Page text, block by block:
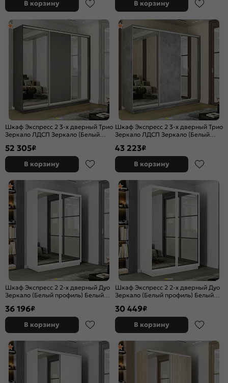
В корзину В корзину
Шкаф Экспресс 2 3-х дверный Трио
Зеркало ЛДСП Зеркало (Белый
2400x2200x450
52 305₽
В корзину
Шкаф Экспресс 2 3-х дверный Трио
Зеркало ЛДСП Зеркало (Белый
43 223₽
В корзину
Шкаф Экспресс 2 2-х дверный Дуо
Зеркало (Белый профиль) Белый
36 196₽
В корзину
Шкаф Экспресс 2 2-х дверный Дуо
Зеркало (Белый профиль) Белый
30 449₽
В корзину